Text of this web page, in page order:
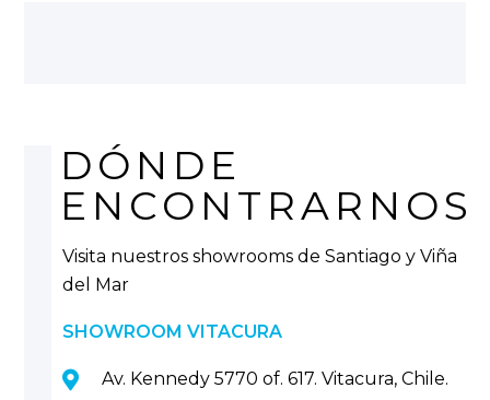
DÓNDE
ENCONTRARNOS
Visita nuestros showrooms de Santiago y Viña
del Mar
SHOWROOM VITACURA
Av. Kennedy 5770 of. 617. Vitacura, Chile.